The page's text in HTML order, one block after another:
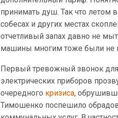
принимать душ. Так что летом
собесах и других местах
отчетливый запах давно не
машины многим тоже были не
Первый тревожный звонок для
электрических приборов
очередного кризиса,
Тимошенко поспешило